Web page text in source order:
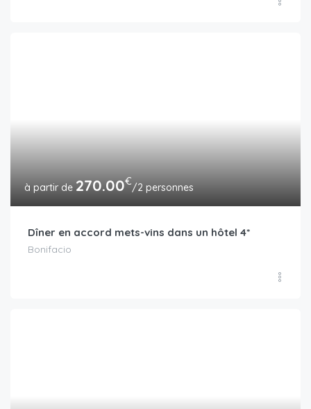
270.00€/2 personnes
Dîner en accord mets-vins dans un hôtel 4*
Bonifacio